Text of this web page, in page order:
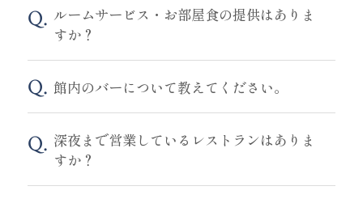
ルームサービス・お部屋食の提供はありま
すか？
館内のバーについて教えてください。
深夜まで営業しているレストランはありま
すか？